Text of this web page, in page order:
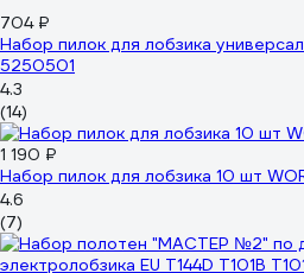
704 ₽
Набор пилок для лобзика
5250501
4.3
(14)
1 190 ₽
Набор пилок для лобзика 10 шт
4.6
(7)